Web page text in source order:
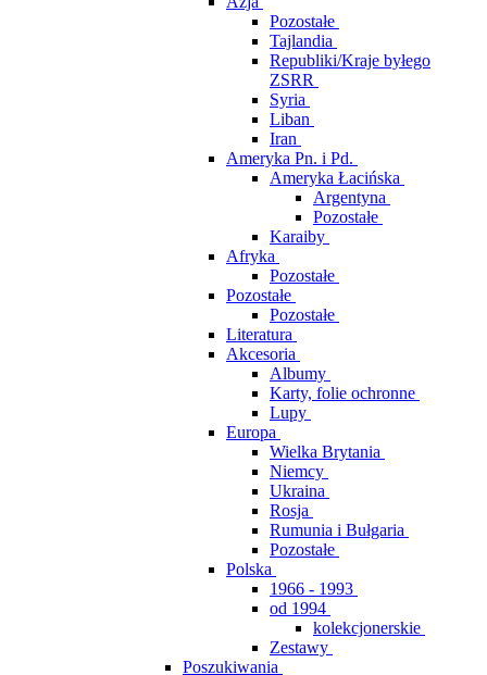
Pozostałe
Tajlandia
Republiki/Kraje byłego
ZSRR
Syria
Liban
Iran
Ameryka Pn. i Pd.
Ameryka Łacińska
Argentyna
Pozostałe
Karaiby
Afryka
Pozostałe
Pozostałe
Pozostałe
Literatura
Akcesoria
Albumy
Karty, folie ochronne
Lupy
Europa
Wielka Brytania
Niemcy
Ukraina
Rosja
Rumunia i Bułgaria
Pozostałe
Polska
1966 - 1993
od 1994
kolekcjonerskie
Zestawy
Poszukiwania